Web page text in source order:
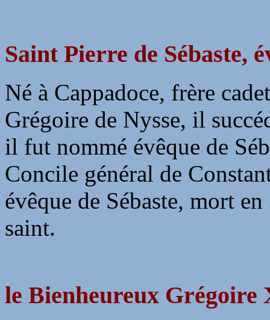
Saint Pierre de Sébaste,
Né à Cappadoce, frère
Grégoire de Nysse, il
il fut nommé évêque de
Concile général de
évêque de Sébaste, mort
saint.
le Bienheureux Grégoire